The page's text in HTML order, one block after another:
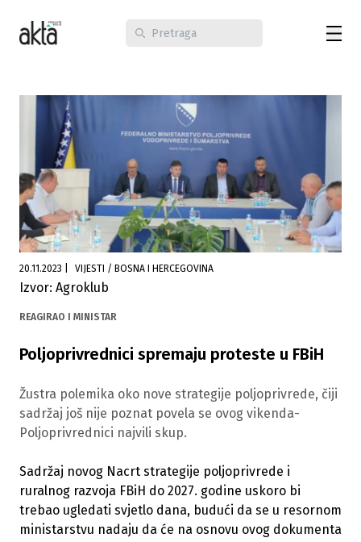
20.11.2023 VIJESTI / BOSNA I HERCEGOVINA
Izvor: Agroklub
REAGIRAO I MINISTAR
Poljoprivrednici spremaju proteste u FBiH
Žustra polemika oko nove strategije poljoprivrede, čiji
sadržaj još nije poznat povela se ovog vikenda-
Poljoprivrednici najvili skup.
Sadržaj novog Nacrt strategije poljoprivrede i
ruralnog razvoja FBiH do 2027. godine uskoro bi
trebao ugledati svjetlo dana, budući da se u resornom
ministarstvu nadaju da će na osnovu ovog dokumenta